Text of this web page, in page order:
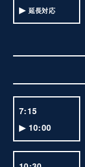
▶ 延長対応
7:15
▶ 10:00